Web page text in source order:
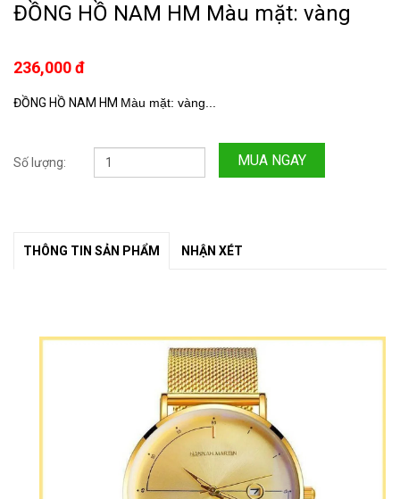
ĐỒNG HỒ NAM HM Màu mặt: vàng
236,000 đ
ĐỒNG HỒ NAM HM Màu mặt: vàng
Số lượng: MUA NGAY
THÔNG TIN SẢN PHẨM NHẬN XÉT